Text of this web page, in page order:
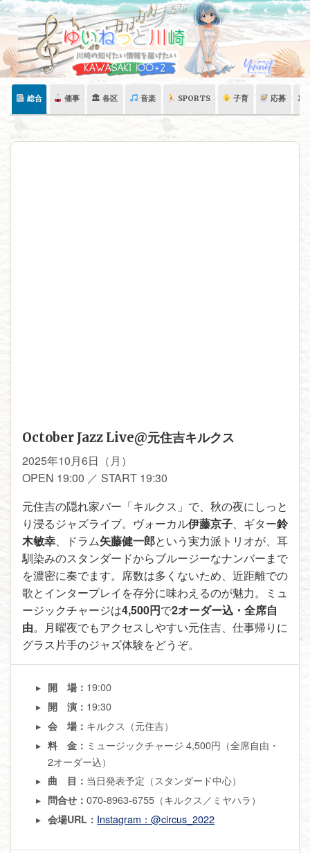
Skip
content
総合 催事 🏛 各区 音楽 SPORTS 子育 応募 🏛
October Jazz Live@元住吉キルクス
2025年10月6日（月）
OPEN 19:00 ／ START 19:30
元住吉の隠れ家バー「キルクス」で、秋の夜にしっと
り浸るジャズライブ。ヴォーカル伊藤京子、ギター鈴
木敏幸、ドラム矢藤健一郎という実力派トリオが、耳
馴染みのスタンダードからブルージーなナンバーまで
を濃密に奏でます。席数は多くないため、近距離での
歌とインタープレイを存分に味わえるのが魅力。ミュ
ージックチャージは4,500円で2オーダー込・全席自
由。月曜夜でもアクセスしやすい元住吉、仕事帰りに
グラス片手のジャズ体験をどうぞ。
開 場： 19:00
開 演： 19:30
会 場： キルクス（元住吉）
料 金： ミュージックチャージ 4,500円（全席自由・
2オーダー込）
曲 目： 当日発表予定（スタンダード中心）
問合せ：070-8963-6755（キルクス／ミヤハラ）
会場URL： Instagram：@circus_2022